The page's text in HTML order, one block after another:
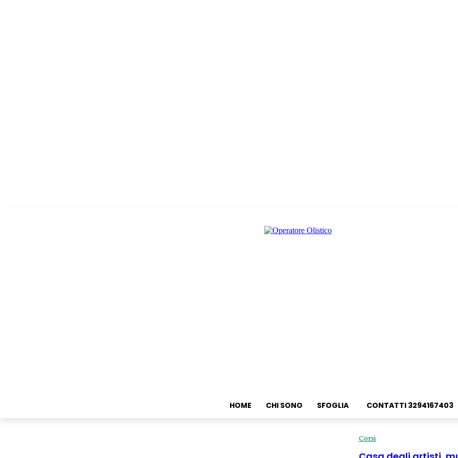
HOME CHI SONO SFOGLIA CONTATTI 3294167403
Corsi